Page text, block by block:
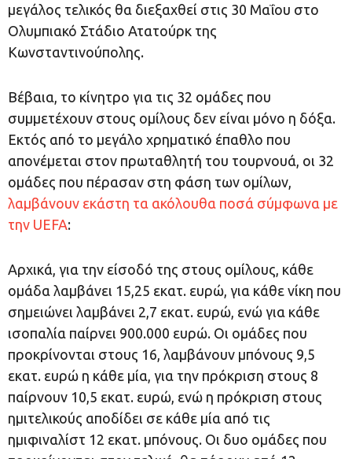
μεγάλος τελικός θα διεξαχθεί στις 30 Μαΐου στο
Ολυμπιακό Στάδιο Ατατούρκ της
Κωνσταντινούπολης.
Βέβαια, το κίνητρο για τις 32 ομάδες που
συμμετέχουν στους ομίλους δεν είναι μόνο η δόξα.
Εκτός από το μεγάλο χρηματικό έπαθλο που
απονέμεται στον πρωταθλητή του τουρνουά, οι 32
ομάδες που πέρασαν στη φάση των ομίλων,
λαμβάνουν εκάστη τα ακόλουθα ποσά σύμφωνα με
την UEFA:
Αρχικά, για την είσοδό της στους ομίλους, κάθε
ομάδα λαμβάνει 15,25 εκατ. ευρώ, για κάθε νίκη που
σημειώνει λαμβάνει 2,7 εκατ. ευρώ, ενώ για κάθε
ισοπαλία παίρνει 900.000 ευρώ. Οι ομάδες που
προκρίνονται στους 16, λαμβάνουν μπόνους 9,5
εκατ. ευρώ η κάθε μία, για την πρόκριση στους 8
παίρνουν 10,5 εκατ. ευρώ, ενώ η πρόκριση στους
ημιτελικούς αποδίδει σε κάθε μία από τις
ημιφιναλίστ 12 εκατ. μπόνους. Οι δυο ομάδες που